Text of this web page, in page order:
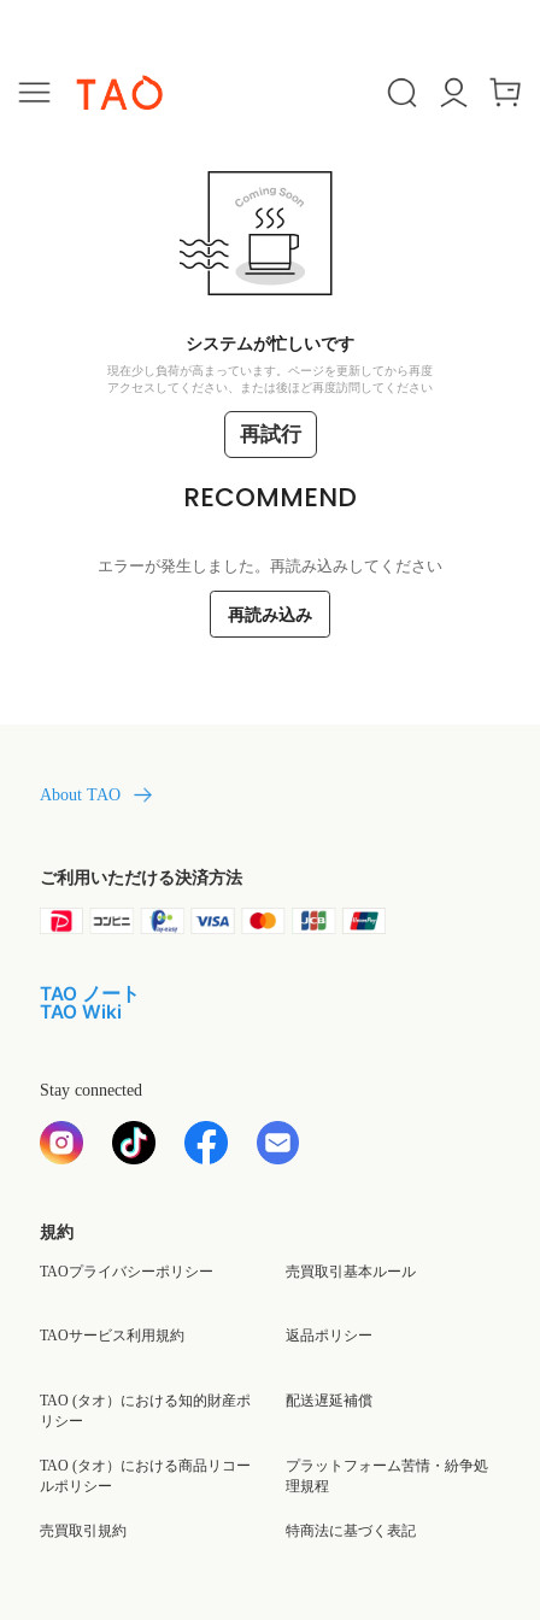
システムが忙しいです
現在少し負荷が高まっています。ページを更新してから再度
アクセスしてください、または後ほど再度訪問してください
再試行
RECOMMEND
エラーが発生しました。再読み込みしてください
再読み込み
About TAO
ご利用いただける決済方法
TAO ノート
TAO Wiki
Stay connected
規約
TAOプライバシーポリシー
TAOサービス利用規約
TAO (タオ）における知的財産ポ
リシー
TAO (タオ）における商品リコー
ルポリシー
売買取引規約
売買取引基本ルール
返品ポリシー
配送遅延補償
プラットフォーム苦情・紛争処
理規程
特商法に基づく表記